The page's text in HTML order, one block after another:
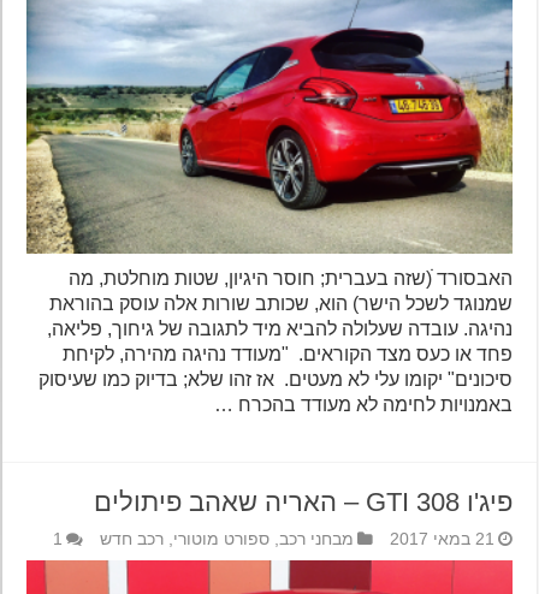
האבסורד ׁׁ(שזה בעברית; חוסר היגיון, שטות מוחלטת, מה
שמנוגד לשכל הישר) הוא, שכותב שורות אלה עוסק בהוראת
נהיגה. עובדה שעלולה להביא מיד לתגובה של גיחוך, פליאה,
פחד או כעס מצד הקוראים. "מעודד נהיגה מהירה, לקיחת
סיכונים" יקומו עלי לא מעטים. אז זהו שלא; בדיוק כמו שעיסוק
באמנויות לחימה לא מעודד בהכרח …
פיג'ו 308 GTI – האריה שאהב פיתולים
21 במאי 2017 מבחני רכב,ספורט מוטורי,רכב חדש 1